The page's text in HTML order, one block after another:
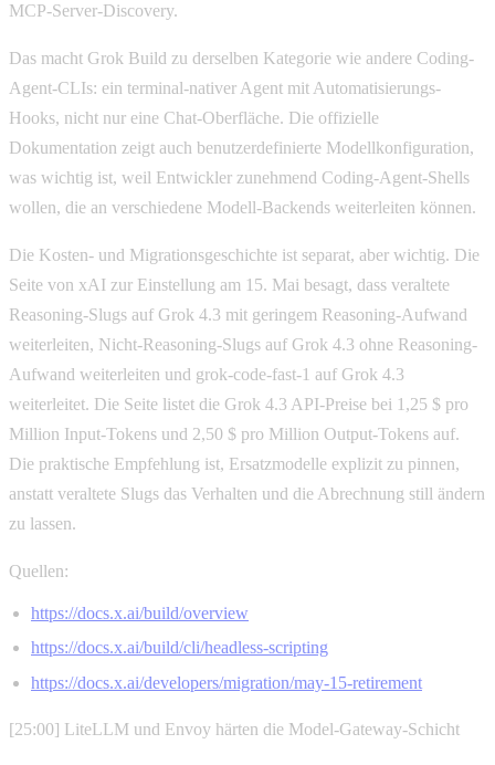
MCP-Server-Discovery.
Das macht Grok Build zu derselben Kategorie wie andere Coding-
Agent-CLIs: ein terminal-nativer Agent mit Automatisierungs-
Hooks, nicht nur eine Chat-Oberfläche. Die offizielle
Dokumentation zeigt auch benutzerdefinierte Modellkonfiguration,
was wichtig ist, weil Entwickler zunehmend Coding-Agent-Shells
wollen, die an verschiedene Modell-Backends weiterleiten können.
Die Kosten- und Migrationsgeschichte ist separat, aber wichtig. Die
Seite von xAI zur Einstellung am 15. Mai besagt, dass veraltete
Reasoning-Slugs auf Grok 4.3 mit geringem Reasoning-Aufwand
weiterleiten, Nicht-Reasoning-Slugs auf Grok 4.3 ohne Reasoning-
Aufwand weiterleiten und grok-code-fast-1 auf Grok 4.3
weiterleitet. Die Seite listet die Grok 4.3 API-Preise bei 1,25 $ pro
Million Input-Tokens und 2,50 $ pro Million Output-Tokens auf.
Die praktische Empfehlung ist, Ersatzmodelle explizit zu pinnen,
anstatt veraltete Slugs das Verhalten und die Abrechnung still ändern
zu lassen.
Quellen:
https://docs.x.ai/build/overview
https://docs.x.ai/build/cli/headless-scripting
https://docs.x.ai/developers/migration/may-15-retirement
[25:00] LiteLLM und Envoy härten die Model-Gateway-Schicht